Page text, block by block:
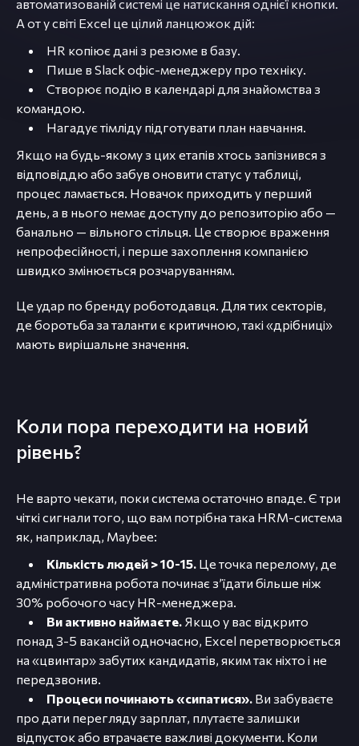
автоматизованій системі це натискання однієї кнопки.
А от у світі Excel це цілий ланцюжок дій:
HR копіює дані з резюме в базу.
Пише в Slack офіс-менеджеру про техніку.
Створює подію в календарі для знайомства з
командою.
Нагадує тімліду підготувати план навчання.
Якщо на будь-якому з цих етапів хтось запізнився з
відповіддю або забув оновити статус у таблиці,
процес ламається. Новачок приходить у перший
день, а в нього немає доступу до репозиторію або —
банально — вільного стільця. Це створює враження
непрофесійності, і перше захоплення компанією
швидко змінюється розчаруванням.
Це удар по бренду роботодавця. Для тих секторів,
де боротьба за таланти є критичною, такі «дрібниці»
мають вирішальне значення.
Коли пора переходити на новий
рівень?
Не варто чекати, поки система остаточно впаде. Є три
чіткі сигнали того, що вам потрібна така HRM-система
як, наприклад, Maybee:
Кількість людей > 10-15. Це точка перелому, де
адміністративна робота починає з’їдати більше ніж
30% робочого часу HR-менеджера.
Ви активно наймаєте. Якщо у вас відкрито
понад 3-5 вакансій одночасно, Excel перетворюється
на «цвинтар» забутих кандидатів, яким так ніхто і не
передзвонив.
Процеси починають «сипатися». Ви забуваєте
про дати перегляду зарплат, плутаєте залишки
відпусток або втрачаєте важливі документи. Коли